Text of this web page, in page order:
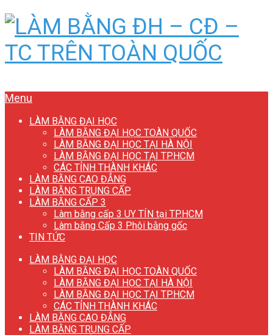
Menu
LÀM BẰNG ĐẠI HỌC
LÀM BẰNG ĐẠI HỌC TOÀN QUỐC
LÀM BẰNG ĐẠI HỌC TẠI HÀ NỘI
LÀM BẰNG ĐẠI HỌC TẠI TP.HCM
CÁC TỈNH THÀNH KHÁC
LÀM BẰNG CAO ĐẲNG
LÀM BẰNG TRUNG CẤP
LÀM BẰNG CẤP 3
Làm bằng cấp 3 UY TÍN tại TP.HCM
Làm bằng Cấp 3 Phôi bằng gốc
TIN TỨC
LÀM BẰNG ĐẠI HỌC
LÀM BẰNG ĐẠI HỌC TOÀN QUỐC
LÀM BẰNG ĐẠI HỌC TẠI HÀ NỘI
LÀM BẰNG ĐẠI HỌC TẠI TP.HCM
CÁC TỈNH THÀNH KHÁC
LÀM BẰNG CAO ĐẲNG
LÀM BẰNG TRUNG CẤP